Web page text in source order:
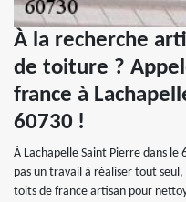
À la recherche
de toiture ?
france à
60730 !
À Lachapelle Saint Pierre dans
pas un travail à réaliser tout seul,
toits de france artisan pour